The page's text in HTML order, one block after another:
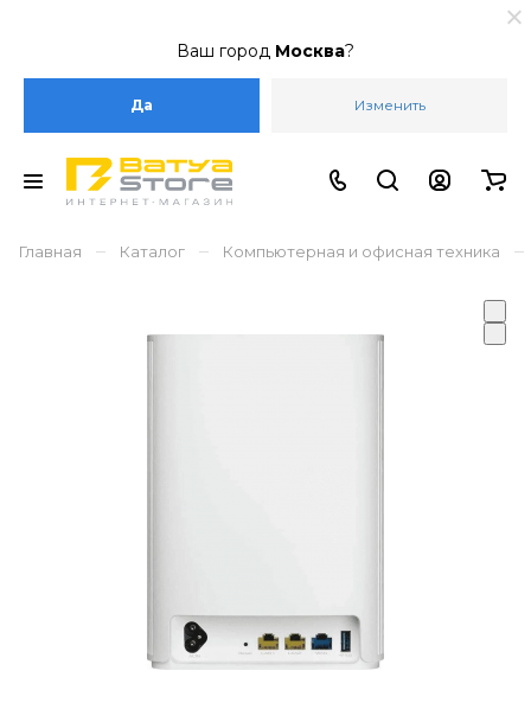
Ваш город Москва?
Да Изменить
Главная – Каталог – Компьютерная и офисная техника –